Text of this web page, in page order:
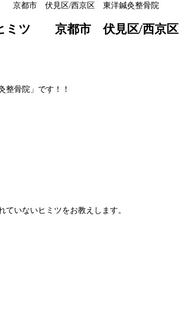
京都市 伏見区/西京区 東洋鍼灸整骨院
ヒミツ 京都市 伏見区/西京
骨院」です！！
いないヒミツをお教えします。